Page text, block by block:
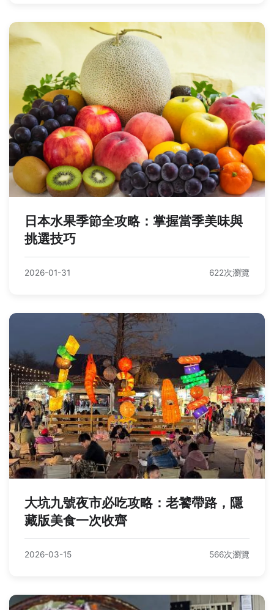
日本水果季節全攻略：掌握當季美味與
挑選技巧
2026-01-31 622次瀏覽
大坑九號夜市必吃攻略：老饕帶路，隱
藏版美食一次收齊
2026-03-15 566次瀏覽